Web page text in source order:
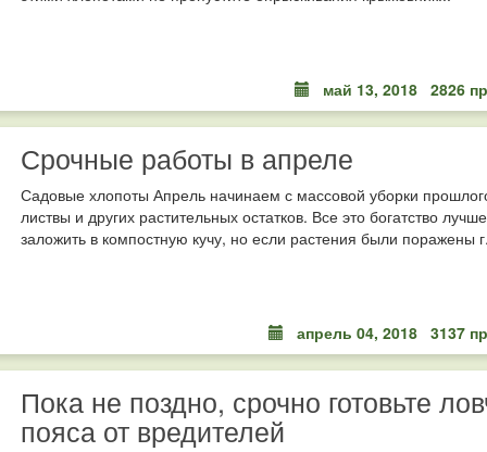
май 13, 2018 2826
Срочные работы в апреле
Садовые хлопоты Апрель начинаем с массовой уборки
листвы и других растительных остатков. Все это богатство
заложить в компостную кучу, но если растения были поражены
апрель 04, 2018 3137
Пока не поздно, срочно готовьте
пояса от вредителей